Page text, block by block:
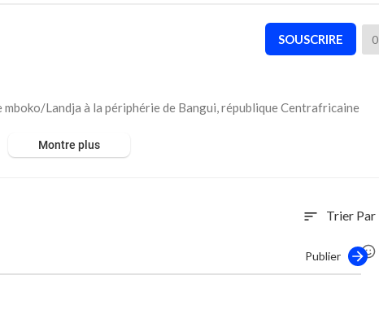
SOUSCRIRE 0
mboko/Landja à la périphérie de Bangui, république Centrafricaine
Montre plus
sort Trier Par
Publier